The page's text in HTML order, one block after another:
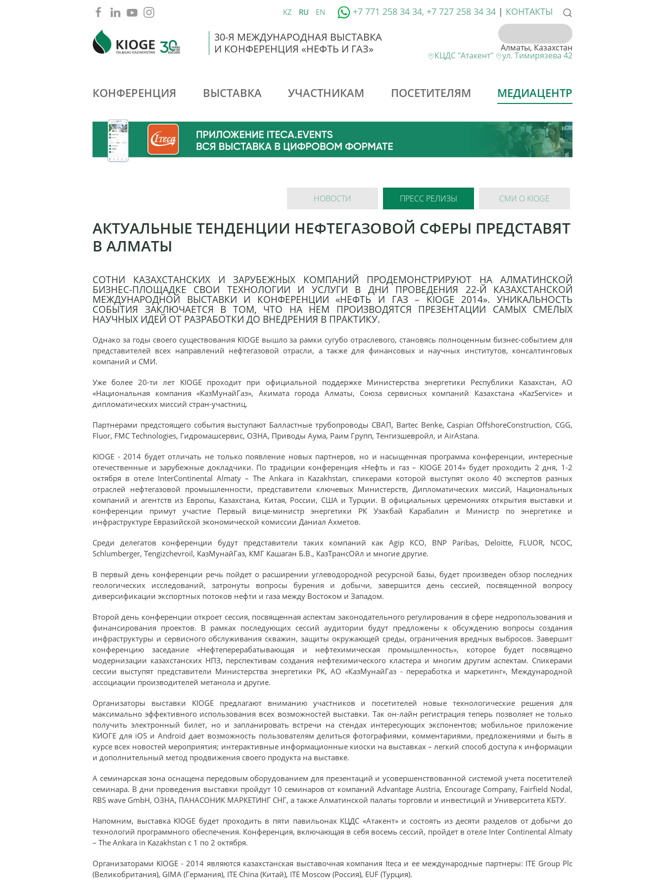
KZ RU EN +7 771 258 34 34, +7 727 258 34 34 | КОНТАКТЫ
30-Я МЕЖДУНАРОДНАЯ ВЫСТАВКА
И КОНФЕРЕНЦИЯ «НЕФТЬ И ГАЗ»
Алматы, Казахстан
КЦДС "Атакент" ул. Тимирязева 42
КОНФЕРЕНЦИЯ ВЫСТАВКА УЧАСТНИКАМ ПОСЕТИТЕЛЯМ МЕДИАЦЕНТР
НОВОСТИ ПРЕСС РЕЛИЗЫ СМИ О KIOGE
АКТУАЛЬНЫЕ ТЕНДЕНЦИИ НЕФТЕГАЗОВОЙ СФЕРЫ ПРЕДСТАВЯТ
В АЛМАТЫ
СОТНИ КАЗАХСТАНСКИХ И ЗАРУБЕЖНЫХ КОМПАНИЙ ПРОДЕМОНСТРИРУЮТ НА АЛМАТИНСКОЙ
БИЗНЕС-ПЛОЩАДКЕ СВОИ ТЕХНОЛОГИИ И УСЛУГИ В ДНИ ПРОВЕДЕНИЯ 22-Й КАЗАХСТАНСКОЙ
МЕЖДУНАРОДНОЙ ВЫСТАВКИ И КОНФЕРЕНЦИИ «НЕФТЬ И ГАЗ – KIOGE 2014». УНИКАЛЬНОСТЬ
СОБЫТИЯ ЗАКЛЮЧАЕТСЯ В ТОМ, ЧТО НА НЕМ ПРОИЗВОДЯТСЯ ПРЕЗЕНТАЦИИ САМЫХ СМЕЛЫХ
НАУЧНЫХ ИДЕЙ ОТ РАЗРАБОТКИ ДО ВНЕДРЕНИЯ В ПРАКТИКУ.
Однако за годы своего существования KIOGE вышло за рамки сугубо отраслевого, становясь полноценным бизнес-событием для
представителей всех направлений нефтегазовой отрасли, а также для финансовых и научных институтов, консалтинговых
компаний и СМИ.
Уже более 20-ти лет KIOGE проходит при официальной поддержке Министерства энергетики Республики Казахстан, АО
«Национальная компания «КазМунайГаз», Акимата города Алматы, Союза сервисных компаний Казахстана «KazService» и
дипломатических миссий стран-участниц.
Партнерами предстоящего события выступают Балластные трубопроводы СВАП, Bartec Benke, Caspian OffshoreConstruction, CGG,
Fluor, FMC Technologies, Гидромашсервис, ОЗНА, Приводы Аума, Раим Групп, Тенгизшевройл, и AirAstana.
KIOGE - 2014 будет отличать не только появление новых партнеров, но и насыщенная программа конференции, интересные
отечественные и зарубежные докладчики. По традиции конференция «Нефть и газ – KIOGE 2014» будет проходить 2 дня, 1-2
октября в отеле InterContinental Almaty – The Ankara in Kazakhstan, спикерами которой выступят около 40 экспертов разных
отраслей нефтегазовой промышленности, представители ключевых Министерств, Дипломатических миссий, Национальных
компаний и агентств из Европы, Казахстана, Китая, России, США и Турции. В официальных церемониях открытия выставки и
конференции примут участие Первый вице-министр энергетики РК Узакбай Карабалин и Министр по энергетике и
инфраструктуре Евразийской экономической комиссии Даниал Ахметов.
Среди делегатов конференции будут представители таких компаний как Agip KCO, BNP Paribas, Deloitte, FLUOR, NCOC,
Schlumberger, Tengizchevroil, КазМунайГаз, КМГ Кашаган Б.В., КазТрансОйл и многие другие.
В первый день конференции речь пойдет о расширении углеводородной ресурсной базы, будет произведен обзор последних
геологических исследований, затронуты вопросы бурения и добычи, завершится день сессией, посвященной вопросу
диверсификации экспортных потоков нефти и газа между Востоком и Западом.
Второй день конференции откроет сессия, посвященная аспектам законодательного регулирования в сфере недропользования и
финансирования проектов. В рамках последующих сессий аудитории будут предложены к обсуждению вопросы создания
инфраструктуры и сервисного обслуживания скважин, защиты окружающей среды, ограничения вредных выбросов. Завершит
конференцию заседание «Нефтеперерабатывающая и нефтехимическая промышленность», которое будет посвящено
модернизации казахстанских НПЗ, перспективам создания нефтехимического кластера и многим другим аспектам. Спикерами
сессии выступят представители Министерства энергетики РК, АО «КазМунайГаз - переработка и маркетинг», Международной
ассоциации производителей метанола и другие.
Организаторы выставки KIOGE предлагают вниманию участников и посетителей новые технологические решения для
максимально эффективного использования всех возможностей выставки. Так он-лайн регистрация теперь позволяет не только
получить электронный билет, но и запланировать встречи на стендах интересующих экспонентов; мобильное приложение
КИОГЕ для iOS и Android дает возможность пользователям делиться фотографиями, комментариями, предложениями и быть в
курсе всех новостей мероприятия; интерактивные информационные киоски на выставках – легкий способ доступа к информации
и дополнительный метод продвижения своего продукта на выставке.
А семинарская зона оснащена передовым оборудованием для презентаций и усовершенствованной системой учета посетителей
семинара. В дни проведения выставки пройдут 10 семинаров от компаний Advantage Austria, Encourage Company, Fairfield Nodal,
RBS wave GmbH, ОЗНА, ПАНАСОНИК МАРКЕТИНГ СНГ, а также Алматинской палаты торговли и инвестиций и Университета КБТУ.
Напомним, выставка KIOGE будет проходить в пяти павильонах КЦДС «Атакент» и состоять из десяти разделов от добычи до
технологий программного обеспечения. Конференция, включающая в себя восемь сессий, пройдет в отеле Inter Continental Almaty
– The Ankara in Kazakhstan с 1 по 2 октября.
Организаторами KIOGE - 2014 являются казахстанская выставочная компания Iteca и ее международные партнеры: ITE Group Plc
(Великобритания), GIMA (Германия), ITE China (Китай), ITE Moscow (Россия), EUF (Турция).